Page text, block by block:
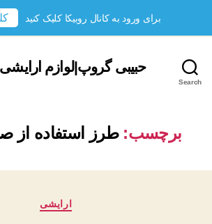
Search
حبیبی گروپ|لوازم
برچسب: طرز استفاده از
دسته‌ها
ارایشی
برای ورود به کانال روبیکا کلیک کنید